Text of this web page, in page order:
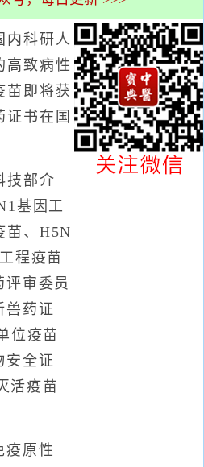
科研人
高致病性
苗即将获
证书在国
部介
基因工
苗、H5N
程疫苗
评审委员
兽药证
位疫苗
安全证
活疫苗
原性